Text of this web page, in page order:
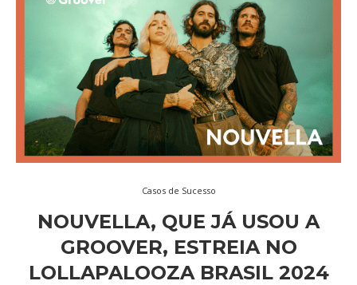
Casos de Sucesso
NOUVELLA, QUE JÁ USOU A
GROOVER, ESTREIA NO
LOLLAPALOOZA BRASIL 2024